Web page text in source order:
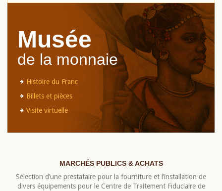
Musée
de la monnaie
Histoire du Franc
Billets et pièces
Visite virtuelle
MARCHÉS PUBLICS & ACHATS
Sélection d’une prestataire pour la fourniture et l’installation de
divers équipements pour le Centre de Traitement Fiduciaire de